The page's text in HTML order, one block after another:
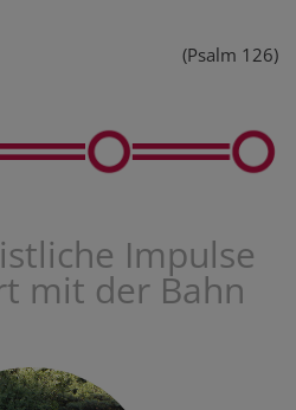
(Psalm 126)
Impulse
mit der Bahn